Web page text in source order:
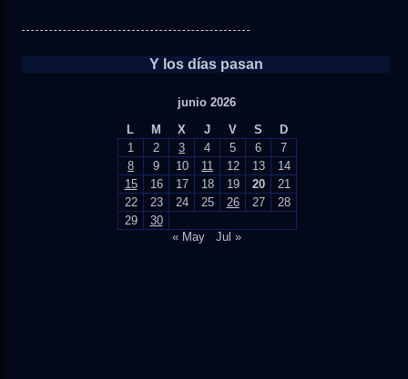
Y los días pasan
junio 2026
L
M X J V S
D
1
2 3 4 5 6
7
8
9 10 11 12 13
14
15
16 17 18 19 20
21
22
23 24 25 26 27
28
29
30
« May
Jul »